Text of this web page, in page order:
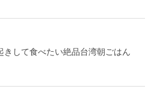
きして食べたい絶品台湾朝ごはん